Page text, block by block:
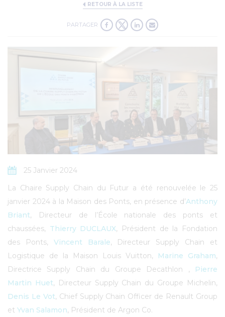
RETOUR À LA LISTE
PARTAGER
25 Janvier 2024
La Chaire Supply Chain du Futur a été renouvelée le 25
janvier 2024 à la Maison des Ponts, en présence d’Anthony
Briant, Directeur de l’École nationale des ponts et
chaussées, Thierry DUCLAUX, Président de la Fondation
des Ponts, Vincent Barale, Directeur Supply Chain et
Logistique de la Maison Louis Vuitton,
Marine Graham,
Directrice Supply Chain du Groupe Decathlon ,
Pierre
Martin Huet, Directeur Supply Chain du Groupe Michelin,
Denis Le Vot, Chief Supply Chain Officer de Renault Group
et Yvan Salamon, Président de Argon Co.